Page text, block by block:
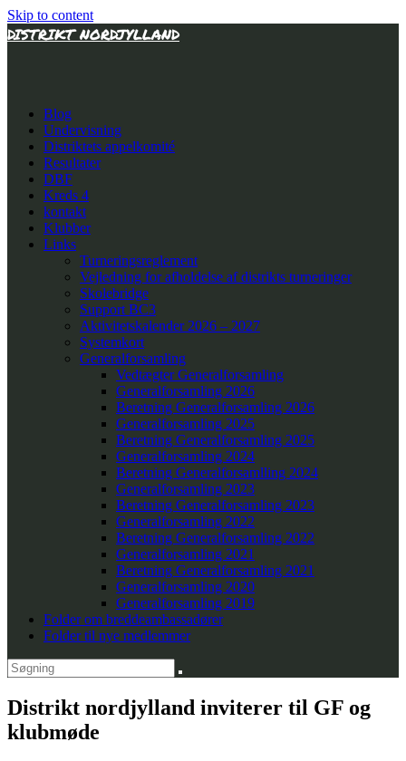
Skip to content
DISTRIKT NORDJYLLAND
Blog
Undervisning
Distriktets appelkomité
Resultater
DBF
Kreds 4
kontakt
Klubber
Links
Turneringsreglement
Vejledning for afholdelse af distrikts turneringer
Skolebridge
Support BC3
Aktivitetskalender 2026 – 2027
Systemkort
Generalforsamling
Vedtægter Generalforsamling
Generalforsamling 2026
Beretning Generalforsamling 2026
Generalforsamling 2025
Beretning Generalforsamling 2025
Generalforsamling 2024
Beretning Generalforsamlling 2024
Generalforsamling 2023
Beretning Generalforsamling 2023
Generalforsamling 2022
Beretning Generalforsamling 2022
Generalforsamling 2021
Beretning Generalforsamling 2021
Generalforsamling 2020
Generalforsamling 2019
Folder om breddeambassadører
Folder til nye medlemmer
Distrikt nordjylland inviterer til GF og
klubmøde